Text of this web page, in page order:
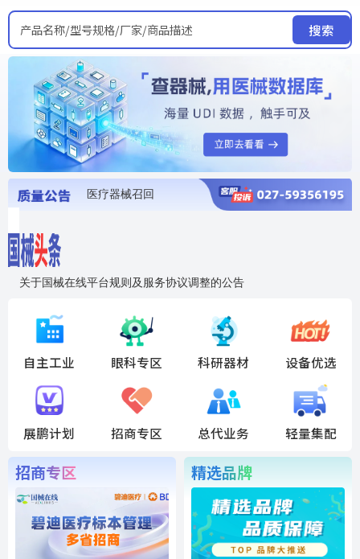
产品名称/型号规格/厂家/商品描述 搜索
医疗器械召回
关于国械在线平台规则及服务协议调整的公告
国药创研AED开启全国招商
自主工业 眼科专区 科研器材 设备优选
展鹏计划 招商专区 总代业务 轻量集配
招商专区 精选品牌